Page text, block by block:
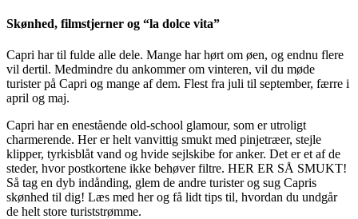
Skønhed, filmstjerner og “la dolce vita”
Capri har til fulde alle dele. Mange har hørt om øen, og endnu flere
vil dertil. Medmindre du ankommer om vinteren, vil du møde
turister på Capri og mange af dem. Flest fra juli til september, færre i
april og maj.
Capri har en enestående old-school glamour, som er utroligt
charmerende. Her er helt vanvittig smukt med pinjetræer, stejle
klipper, tyrkisblåt vand og hvide sejlskibe for anker. Det er et af de
steder, hvor postkortene ikke behøver filtre. HER ER SÅ SMUKT!
Så tag en dyb indånding, glem de andre turister og sug Capris
skønhed til dig! Læs med her og få lidt tips til, hvordan du undgår
de helt store turiststrømme.